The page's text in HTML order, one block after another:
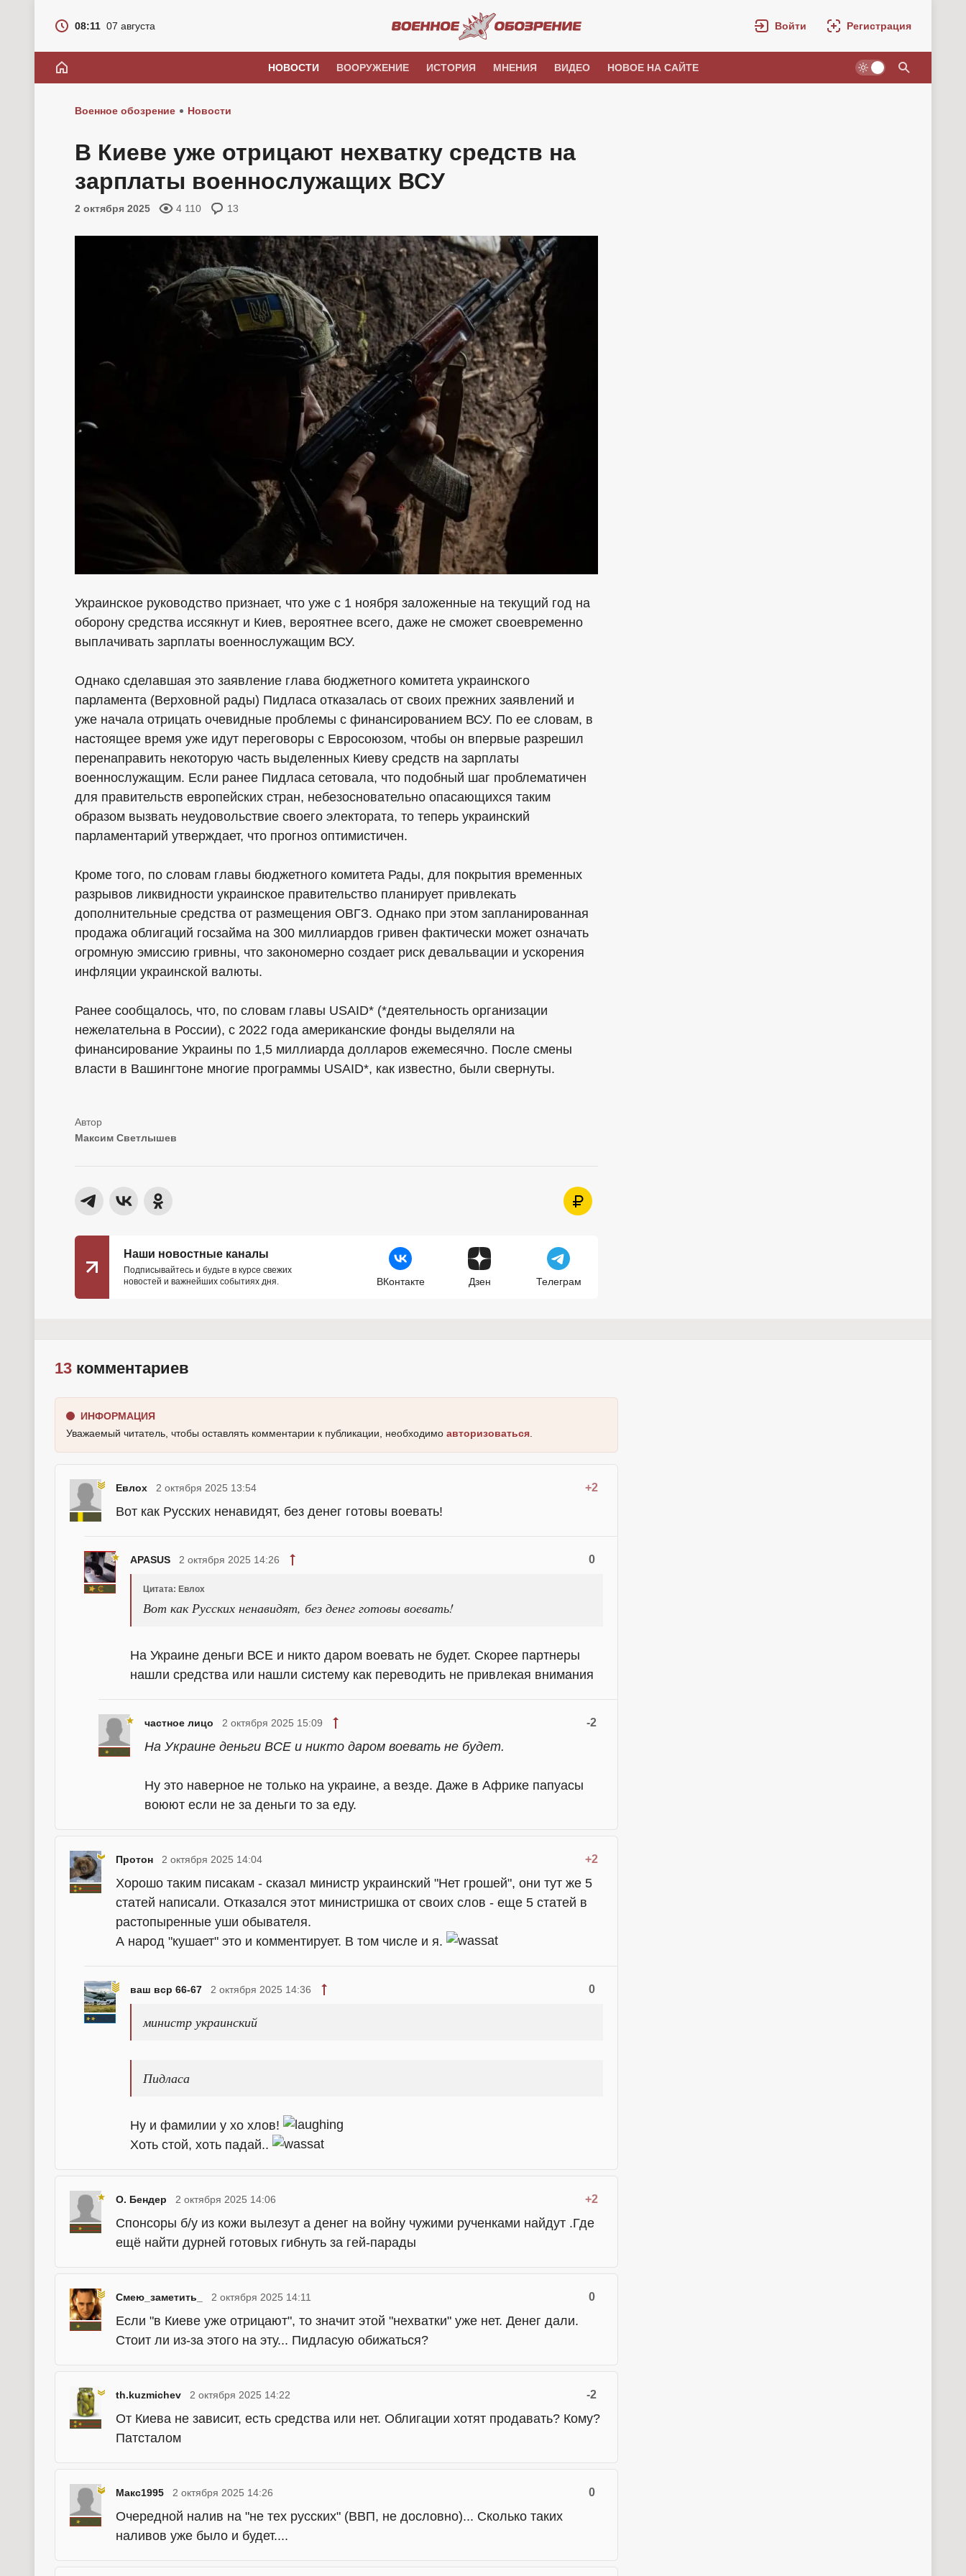
08:11 07 августа Войти Регистрация
НОВОСТИ ВООРУЖЕНИЕ ИСТОРИЯ МНЕНИЯ ВИДЕО НОВОЕ НА САЙТЕ
Военное обозрение Новости
В Киеве уже отрицают нехватку средств на
зарплаты военнослужащих ВСУ
2 октября 2025 4 110 13
Украинское руководство признает, что уже с 1 ноября заложенные на текущий год на
оборону средства иссякнут и Киев, вероятнее всего, даже не сможет своевременно
выплачивать зарплаты военнослужащим ВСУ.
Однако сделавшая это заявление глава бюджетного комитета украинского
парламента (Верховной рады) Пидласа отказалась от своих прежних заявлений и
уже начала отрицать очевидные проблемы с финансированием ВСУ. По ее словам, в
настоящее время уже идут переговоры с Евросоюзом, чтобы он впервые разрешил
перенаправить некоторую часть выделенных Киеву средств на зарплаты
военнослужащим. Если ранее Пидласа сетовала, что подобный шаг проблематичен
для правительств европейских стран, небезосновательно опасающихся таким
образом вызвать неудовольствие своего электората, то теперь украинский
парламентарий утверждает, что прогноз оптимистичен.
Кроме того, по словам главы бюджетного комитета Рады, для покрытия временных
разрывов ликвидности украинское правительство планирует привлекать
дополнительные средства от размещения ОВГЗ. Однако при этом запланированная
продажа облигаций госзайма на 300 миллиардов гривен фактически может означать
огромную эмиссию гривны, что закономерно создает риск девальвации и ускорения
инфляции украинской валюты.
Ранее сообщалось, что, по словам главы USAID* (*деятельность организации
нежелательна в России), с 2022 года американские фонды выделяли на
финансирование Украины по 1,5 миллиарда долларов ежемесячно. После смены
власти в Вашингтоне многие программы USAID*, как известно, были свернуты.
Максим Светлышев
Наши новостные каналы
Подписывайтесь и будьте в курсе свежих
новостей и важнейших событиях дня.
ВКонтакте Дзен Телеграм
13 комментариев
ИНФОРМАЦИЯ
Уважаемый читатель, чтобы оставлять комментарии к публикации, необходимо авторизоваться
Евлох +2
2 октября 2025 13:54
Вот как Русских ненавидят, без денег готовы воевать!
APASUS 0
2 октября 2025 14:26
Цитата: Евлох
Вот как Русских ненавидят, без денег готовы воевать!
На Украине деньги ВСЕ и никто даром воевать не будет. Скорее партнеры
нашли средства или нашли систему как переводить не привлекая внимания
частное лицо -2
2 октября 2025 15:09
На Украине деньги ВСЕ и никто даром воевать не будет.
Ну это наверное не только на украине, а везде. Даже в Африке папуасы
воюют если не за деньги то за еду.
Протон +2
2 октября 2025 14:04
Хорошо таким писакам - сказал министр украинский "Нет грошей", они тут же 5
статей написали. Отказался этот министришка от своих слов - еще 5 статей в
растопыренные уши обывателя.
А народ "кушает" это и комментирует. В том числе и я.
ваш вср 66-67 0
2 октября 2025 14:36
министр украинский
Пидласа
Ну и фамилии у хо хлов!
Хоть стой, хоть падай..
О. Бендер +2
2 октября 2025 14:06
Спонсоры б/у из кожи вылезут а денег на войну чужими рученками найдут .Где
ещё найти дурней готовых гибнуть за гей-парады
Смею_заметить_ 0
2 октября 2025 14:11
Если "в Киеве уже отрицают", то значит этой "нехватки" уже нет. Денег дали.
Стоит ли из-за этого на эту... Пидласую обижаться?
th.kuzmichev -2
2 октября 2025 14:22
От Киева не зависит, есть средства или нет. Облигации хотят продавать? Кому?
Патсталом
Макс1995 0
2 октября 2025 14:26
Очередной налив на "не тех русских" (ВВП, не дословно)... Сколько таких
наливов уже было и будет....